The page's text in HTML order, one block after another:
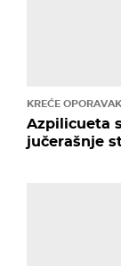
KREĆE OPORAVAK
Azpilicueta
jučerašnje